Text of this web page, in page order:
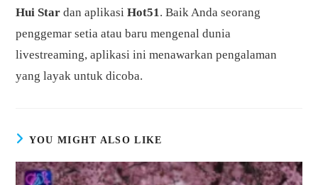
Hui Star dan aplikasiHot51. Baik Anda seorang
penggemar setia atau baru mengenal dunia
livestreaming, aplikasi ini menawarkan pengalaman
yang layak untuk dicoba.
YOU MIGHT ALSO LIKE